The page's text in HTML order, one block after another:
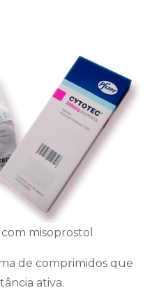
misoprostol
de comprimidos que
ativa.